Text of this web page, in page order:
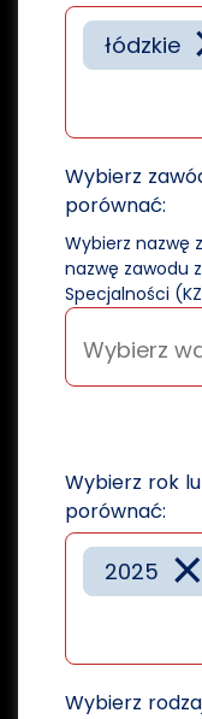
łódzkie
Wybierz
porównać:
Wybierz nazwę
nazwę zawodu
Specjalności
Wybierz rok
porównać:
2025
Wybierz